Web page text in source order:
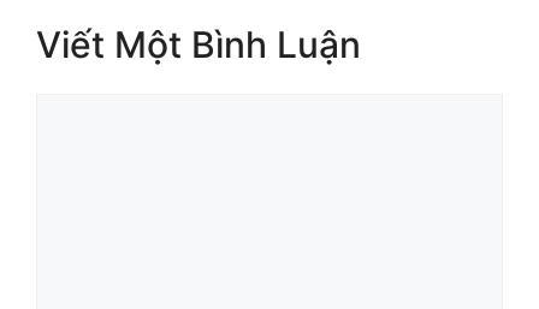
Viết Một Bình Luận